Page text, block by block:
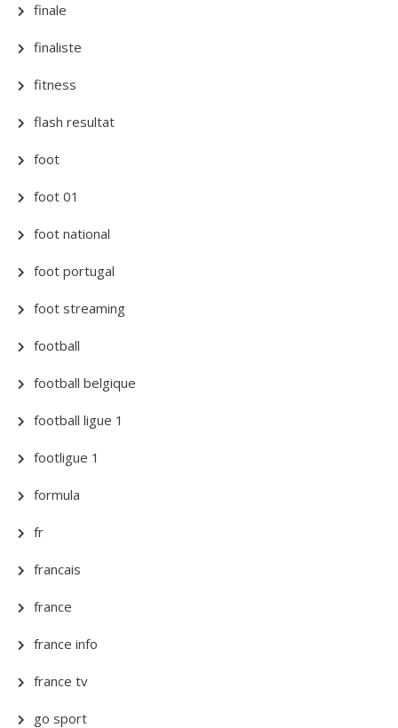
finale
finaliste
fitness
flash resultat
foot
foot 01
foot national
foot portugal
foot streaming
football
football belgique
football ligue 1
footligue 1
formula
fr
francais
france
france info
france tv
go sport